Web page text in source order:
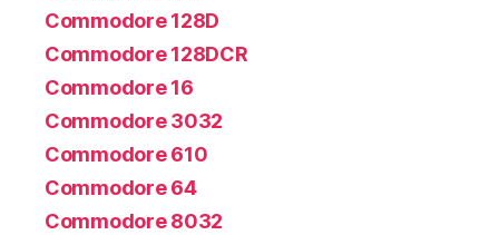
Commodore 128D
Commodore 128DCR
Commodore 16
Commodore 3032
Commodore 610
Commodore 64
Commodore 8032